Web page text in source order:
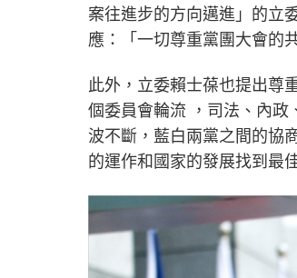
案往進步的方向邁進」的立
應：「一切尊重黨團大會的
此外，立委賴士葆也提出尊
個委員會輪流 ，司法、內
波不斷，藍白兩黨之間的協
的運作和國家的發展找到最